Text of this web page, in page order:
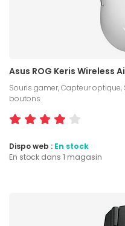
Asus ROG Keris Wireless
Souris gamer, Capteur optique,
boutons
Dispo web : En stock
En stock dans 1 magasin